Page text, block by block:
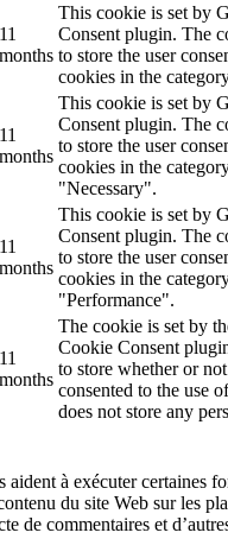
11
months
This cookie is set by
Consent plugin. The
to store the user
cookies in the
11
months
This cookie is set by
Consent plugin. The
to store the user
cookies in the
"Necessary".
11
months
This cookie is set by
Consent plugin. The
to store the user
cookies in the
"Performance".
11
months
The cookie is set by
Cookie Consent
to store whether or
consented to the use
does not store any
aident à exécuter certaines
du site Web sur les
de commentaires et